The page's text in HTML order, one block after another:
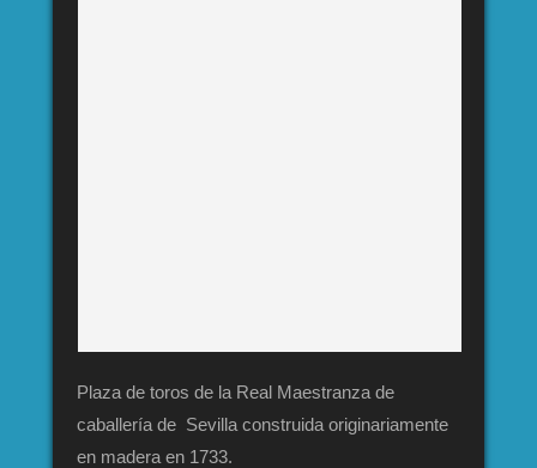
Plaza de toros de la Real Maestranza de
caballería de Sevilla construida originariamente
en madera en 1733.